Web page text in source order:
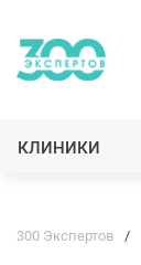
КЛИНИКИ
300 Экспертов